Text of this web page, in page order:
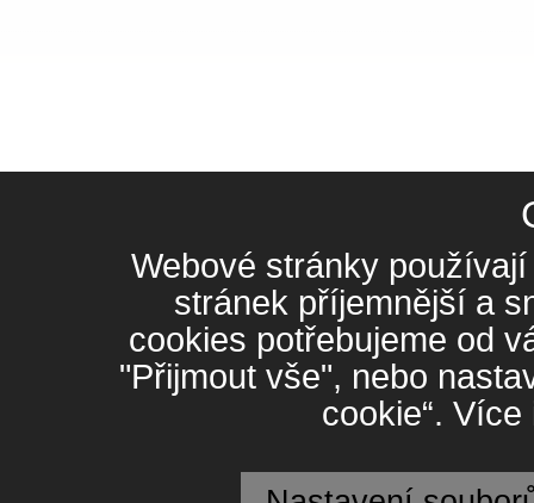
Webové stránky
stránek příjemnější a
cookies potřebujeme od
"Přijmout vše", nebo
cookie“.